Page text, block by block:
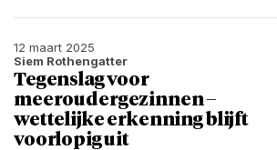
12 maart 2025
Siem Rothengatter
Tegenslag voor
meeroudergezinnen –
wettelijke erkenning blijft
voorlopig uit